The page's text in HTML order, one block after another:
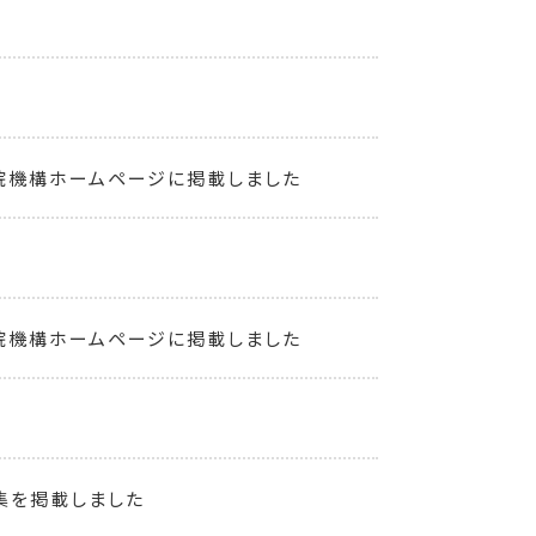
構ホームページに掲載しました
構ホームページに掲載しました
掲載しました